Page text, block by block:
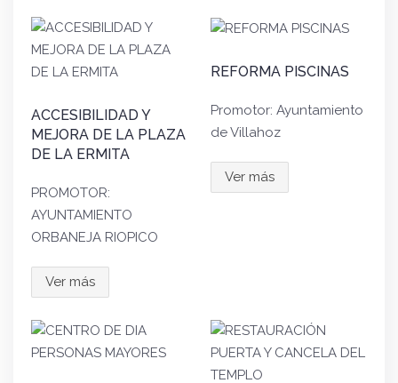
ACCESIBILIDAD Y
MEJORA DE LA PLAZA
DE LA ERMITA
PROMOTOR:
AYUNTAMIENTO
ORBANEJA RIOPICO
Ver más
REFORMA PISCINAS
Promotor: Ayuntamiento
de Villahoz
Ver más